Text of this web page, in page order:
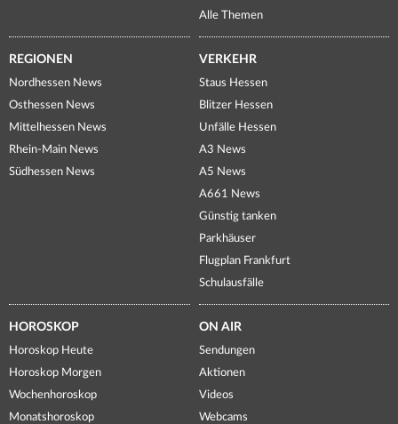
Alle Themen
REGIONEN
Nordhessen News
Osthessen News
Mittelhessen News
Rhein-Main News
Südhessen News
VERKEHR
Staus Hessen
Blitzer Hessen
Unfälle Hessen
A3 News
A5 News
A661 News
Günstig tanken
Parkhäuser
Flugplan Frankfurt
Schulausfälle
HOROSKOP
Horoskop Heute
Horoskop Morgen
Wochenhoroskop
Monatshoroskop
ON AIR
Sendungen
Aktionen
Videos
Webcams